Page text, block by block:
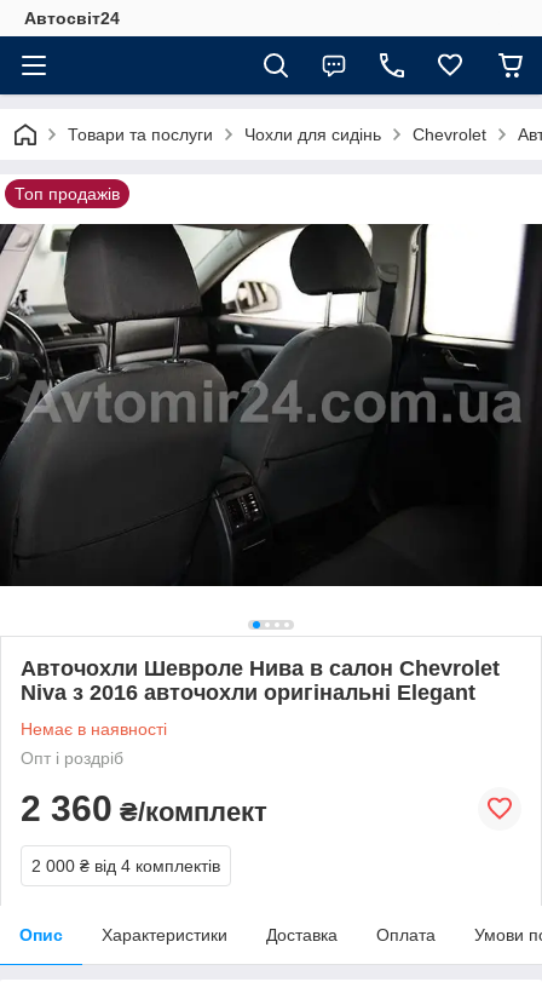
Автосвіт24
Товари та послуги Чохли для сидінь Chevrolet
Топ продажів
Авточохли Шевроле Нива в салон Chevrolet
Niva з 2016 авточохли оригінальні Elegant
Немає в наявності
Опт і роздріб
2 360 ₴/комплект
2 000 ₴ від 4 комплектів
Опис Характеристики Доставка Оплата Умови